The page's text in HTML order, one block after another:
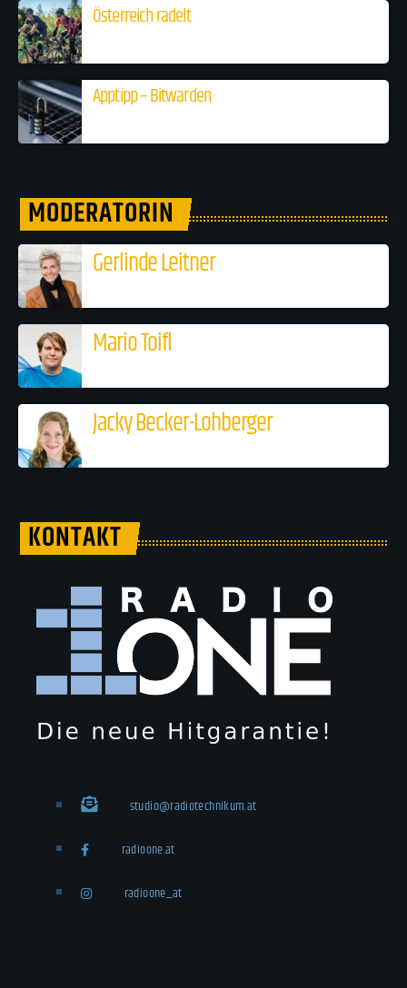
Österreich radelt
Apptipp – Bitwarden
MODERATORIN
Gerlinde Leitner
Mario Toifl
Jacky Becker-Lohberger
KONTAKT
studio@radiotechnikum.at
radioone.at
radioone_at